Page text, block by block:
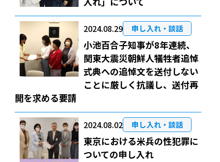
2024.08.29 申し入れ・談話
小池百合子知事が8年連続、
関東大震災朝鮮人犠牲者追悼
式典への追悼文を送付しない
ことに厳しく抗議し、送付再
開を求める要請
2024.08.02 申し入れ・談話
東京における米兵の性犯罪に
ついての申し入れ